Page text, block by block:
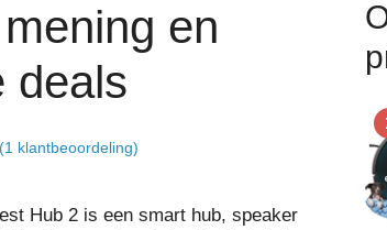
en
deals
(1klantbeoordeling)
Hub 2 is een smart hub, speaker